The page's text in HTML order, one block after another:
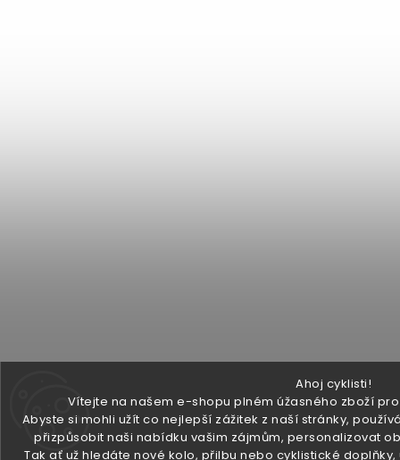
Ahoj cyklisti!
Vítejte na našem e-shopu plném úžasného zboží
Abyste si mohli užít co nejlepší zážitek z naší stránky,
přizpůsobit naši nabídku vašim zájmům, personalizovat
Tak ať už hledáte nové kolo, přilbu nebo cyklistické